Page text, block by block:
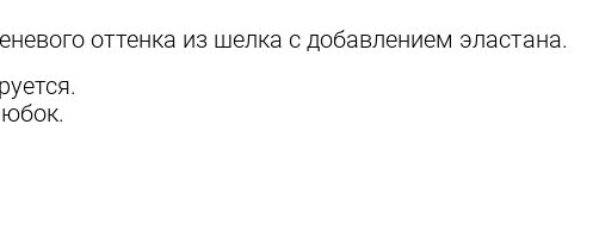
оттенка из шелка с добавлением эластана.